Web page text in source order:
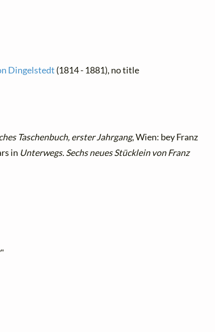
Dingelstedt (1814 - 1881), no title
Taschenbuch, erster Jahrgang, Wien: bey Franz
in Unterwegs. Sechs neues Stücklein von Franz